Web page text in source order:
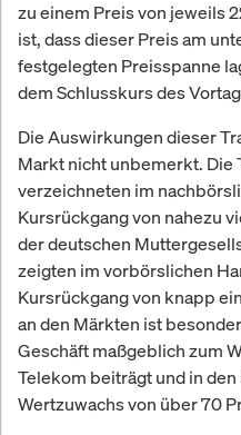
zu einem Preis von jeweils
ist, dass dieser Preis am
festgelegten Preisspanne
dem Schlusskurs des
Die Auswirkungen dieser
Markt nicht unbemerkt. Die
verzeichneten im
Kursrückgang von nahezu
der deutschen
zeigten im vorbörslichen
Kursrückgang von knapp
an den Märkten ist
Geschäft maßgeblich zum
Telekom beiträgt und in
Wertzuwachs von über 70